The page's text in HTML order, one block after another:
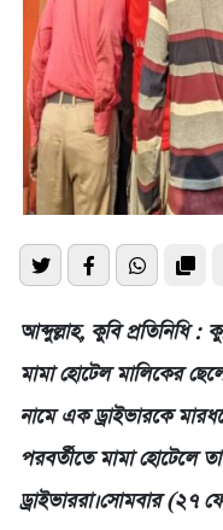
আব্দুল্লাহ, কুবি প্রতিনিধি :
মামা হোটেল মালিকের
নামে এক ড্রাইভারকে
পরবর্তীতে মামা হোটেলে
ড্রাইভাররা।সোমবার (২৭